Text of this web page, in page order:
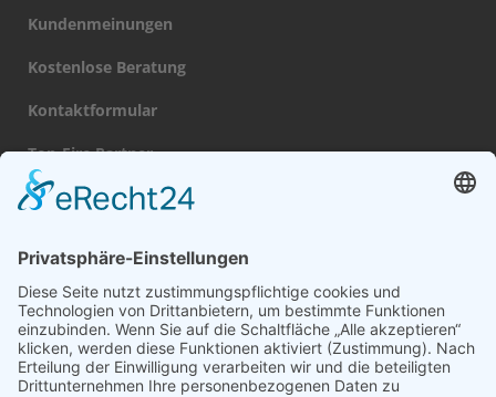
Kundenmeinungen
Kostenlose Beratung
Kontaktformular
Top-Fire Partner
Datenschutz
Navigation
Gas Kamin